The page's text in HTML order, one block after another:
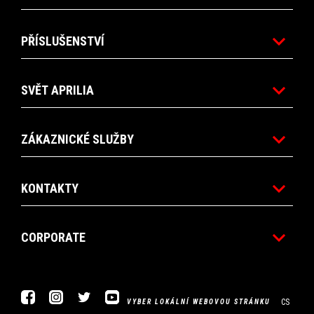
PŘÍSLUŠENSTVÍ
SVĚT APRILIA
ZÁKAZNICKÉ SLUŽBY
KONTAKTY
CORPORATE
FacebookInstagram
TwitterYoutube
VYBER LOKÁLNÍ WEBOVOU STRÁNKU CS